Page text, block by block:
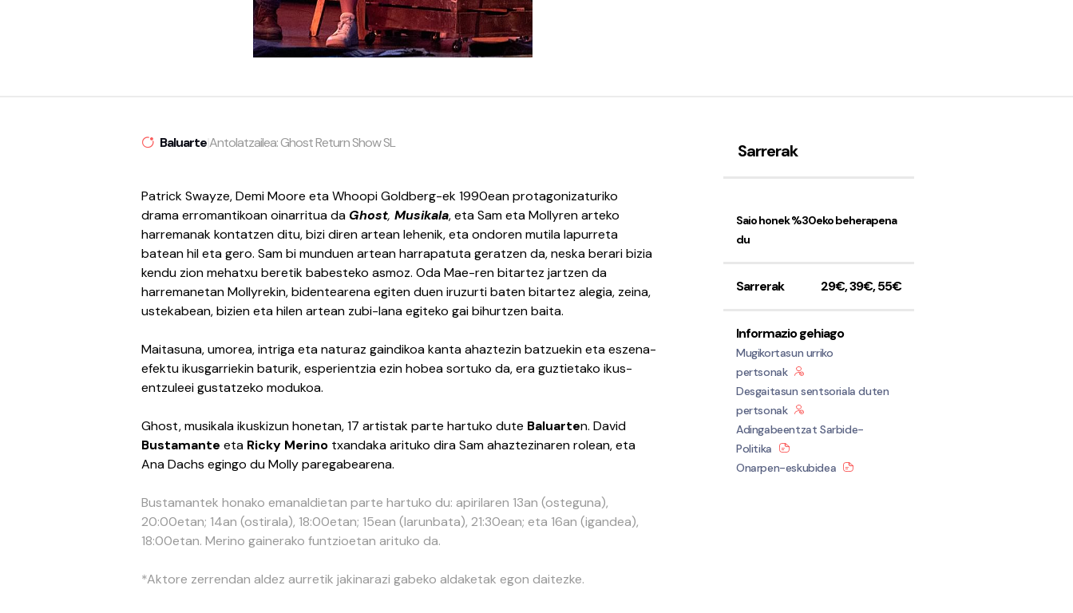
Baluarte|Antolatzailea: Ghost Return Show SL
Patrick Swayze, Demi Moore eta Whoopi Goldberg-ek 1990ean protagonizaturiko
drama erromantikoan oinarritua da Ghost,Musikala, eta Sam eta Mollyren arteko
harremanak kontatzen ditu, bizi diren artean lehenik, eta ondoren mutila lapurreta
batean hil eta gero. Sam bi munduen artean harrapatuta geratzen da, neska berari bizia
kendu zion mehatxu beretik babesteko asmoz. Oda Mae-ren bitartez jartzen da
harremanetan Mollyrekin, bidentearena egiten duen iruzurti baten bitartez alegia, zeina,
ustekabean, bizien eta hilen artean zubi-lana egiteko gai bihurtzen baita.
Maitasuna, umorea, intriga eta naturaz gaindikoa kanta ahaztezin batzuekin eta eszena-
efektu ikusgarriekin baturik, esperientzia ezin hobea sortuko da, era guztietako ikus-
entzuleei gustatzeko modukoa.
Ghost, musikala ikuskizun honetan, 17 artistak parte hartuko dute Baluarten. David
Bustamanteeta Ricky Merino txandaka arituko dira Sam ahaztezinaren rolean, eta
Ana Dachs egingo du Molly paregabearena.
Bustamantek honako emanaldietan parte hartuko du: apirilaren 13an (osteguna),
20:00etan; 14an (ostirala), 18:00etan; 15ean (larunbata), 21:30ean; eta 16an (igandea),
18:00etan. Merino gainerako funtzioetan arituko da.
*Aktore zerrendan aldez aurretik jakinarazi gabeko aldaketak egon daitezke.
Sarrerak
Saio honek %30eko beherapena
du
Sarrerak 29€, 39€, 55€
Informazio gehiago
Mugikortasun urriko
pertsonak
Desgaitasun sentsoriala duten
pertsonak
Adingabeentzat Sarbide-
Politika
Onarpen-eskubidea